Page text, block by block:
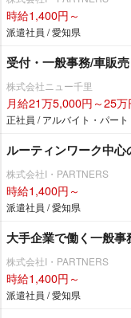
時給1,400円～
派遣社員 / 愛知県
受付・一般事務/車販
株式会社ニュー千里
月給21万5,000円～25万
正社員 / アルバイト・パート
ルーティンワーク中心
株式会社I・PARTNERS
時給1,400円～
派遣社員 / 愛知県
大手企業で働く一般事
株式会社I・PARTNERS
時給1,400円～
派遣社員 / 愛知県